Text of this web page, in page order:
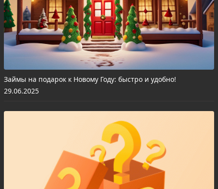
Займы на подарок к Новому Году: быстро и удобно!
29.06.2025